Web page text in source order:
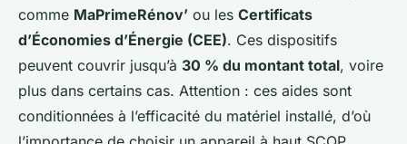
comme MaPrimeRénov’ ou les Certificats
d’Économies d’Énergie (CEE). Ces dispositifs
peuvent couvrir jusqu’à 30 % du montant total, voire
plus dans certains cas. Attention : ces aides sont
conditionnées à l’efficacité du matériel installé, d’où